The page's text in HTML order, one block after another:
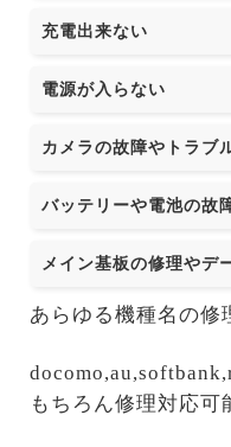
充電出来ない
電源が入らない
カメラの故障やトラブ
バッテリーや電池の故
メイン基板の修理やデ
あらゆる機種名の修
もちろん修理対応可